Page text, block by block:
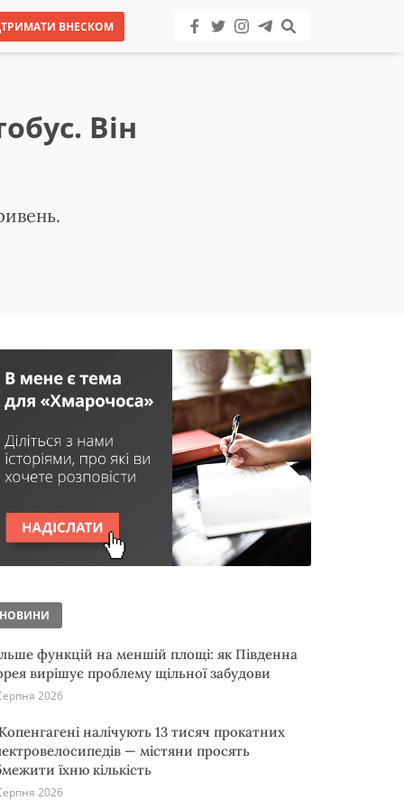
ВНЕСКОМ
Він
НОВИНИ
функцій на меншій площі: як Південна
вирішує проблему щільної забудови
2026
налічують 13 тисяч прокатних
— містяни просять
їхню кількість
2026